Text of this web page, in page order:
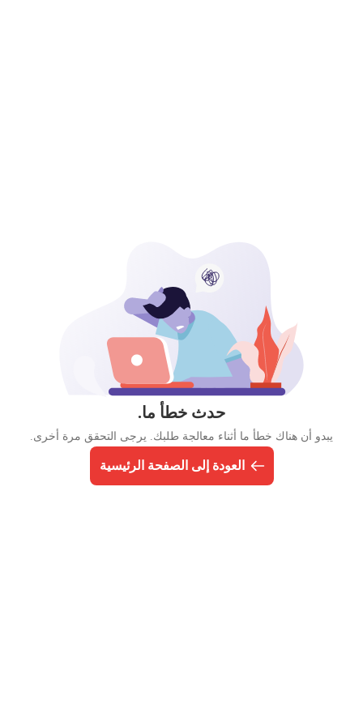
حدث خطأ ما.
يبدو أن هناك خطأ ما أثناء معالجة طلبك. يرجى التحقق مرة أخرى.
العودة إلى الصفحة الرئيسية